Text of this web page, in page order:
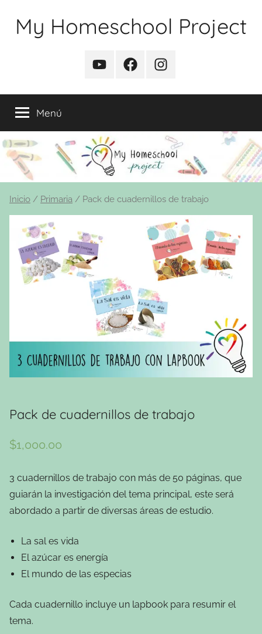
contenido
My Homeschool Project
YouTubeFacebookInstagram
Menú
Inicio / Primaria / Pack de cuadernillos de trabajo
Pack de cuadernillos de trabajo
$1,000.00
3 cuadernillos de trabajo con más de 50 páginas, que
guiarán la investigación del tema principal, este será
abordado a partir de diversas áreas de estudio.
La sal es vida
El azúcar es energía
El mundo de las especias
Cada cuadernillo incluye un lapbook para resumir el
tema.